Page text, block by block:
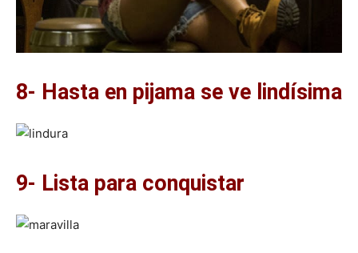
8- Hasta en pijama se ve lindísima
9- Lista para conquistar